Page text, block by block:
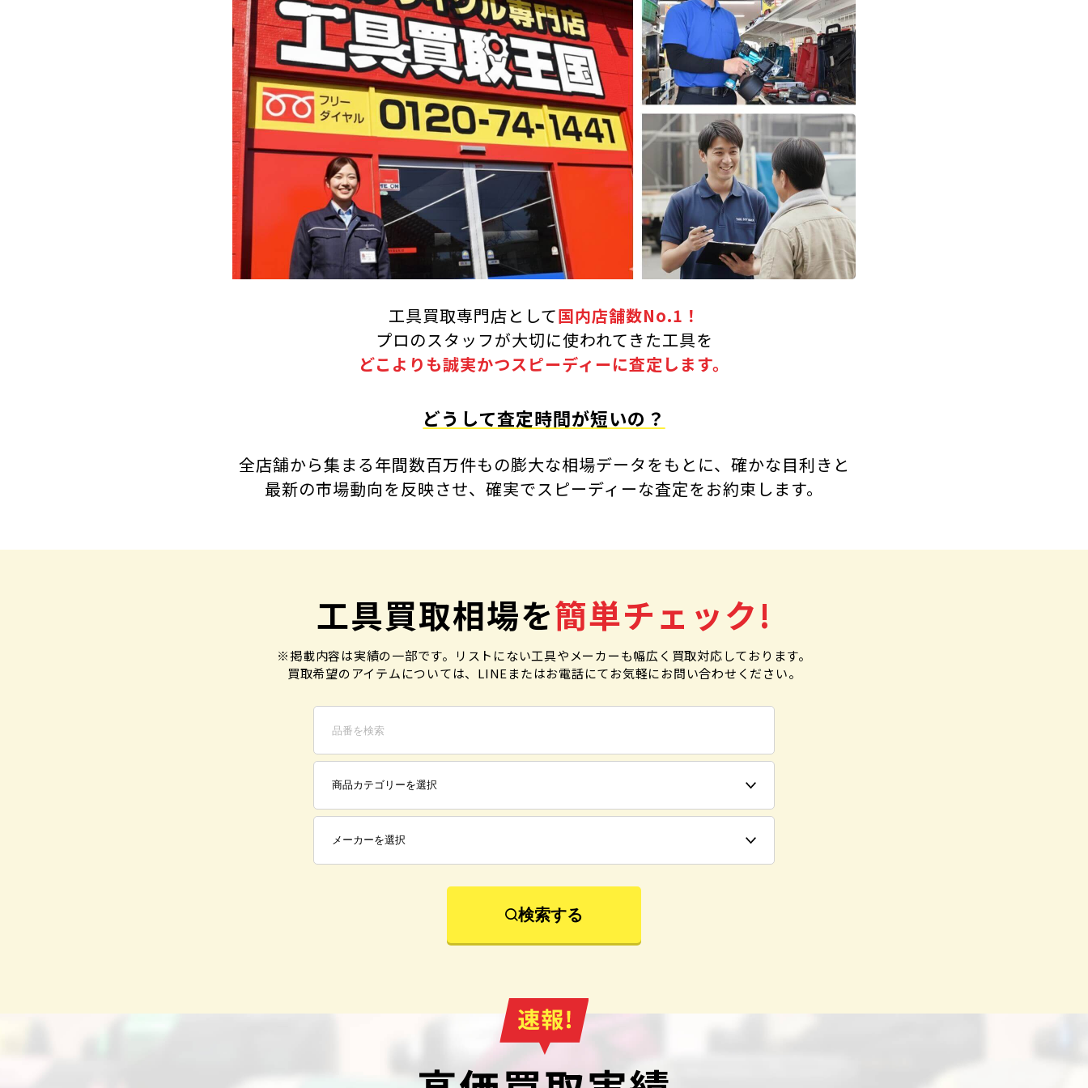
工具買取専門店として国内店舗数No.1！
プロのスタッフが大切に使われてきた工具を
どこよりも誠実かつスピーディーに査定します。
どうして査定時間が短いの？
全店舗から集まる年間数百万件もの膨大な相場データをもとに、確かな目利きと
最新の市場動向を反映させ、確実でスピーディーな査定をお約束します。
工具買取相場を簡単チェック!
※掲載内容は実績の一部です。リストにない工具やメーカーも幅広く買取対応しております。
買取希望のアイテムについては、LINEまたはお電話にてお気軽にお問い合わせください。
検索する